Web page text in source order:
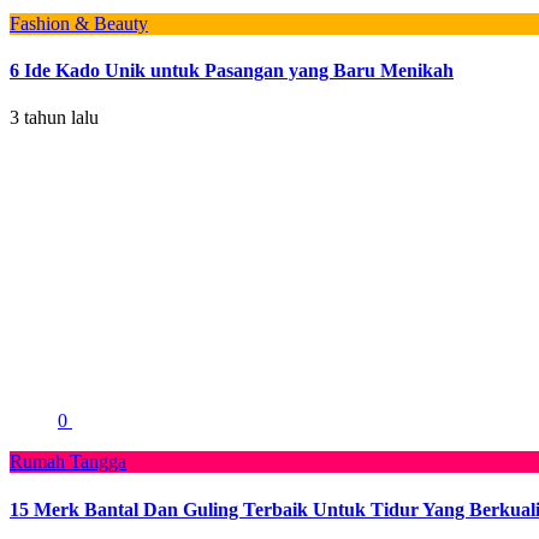
Fashion & Beauty
6 Ide Kado Unik untuk Pasangan yang Baru Menikah
3 tahun lalu
0
Rumah Tangga
15 Merk Bantal Dan Guling Terbaik Untuk Tidur Yang